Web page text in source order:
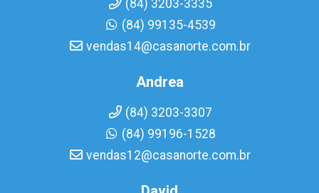
(84) 3203-3335
(84) 99135-4539
vendas14@casanorte.com.br
Andrea
(84) 3203-3307
(84) 99196-1528
vendas12@casanorte.com.br